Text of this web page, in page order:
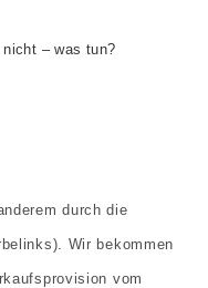
– was tun?
durch die
Wir bekommen
vom